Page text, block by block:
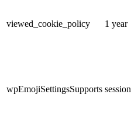
viewed_cookie_policy 1 year
wpEmojiSettingsSupports session